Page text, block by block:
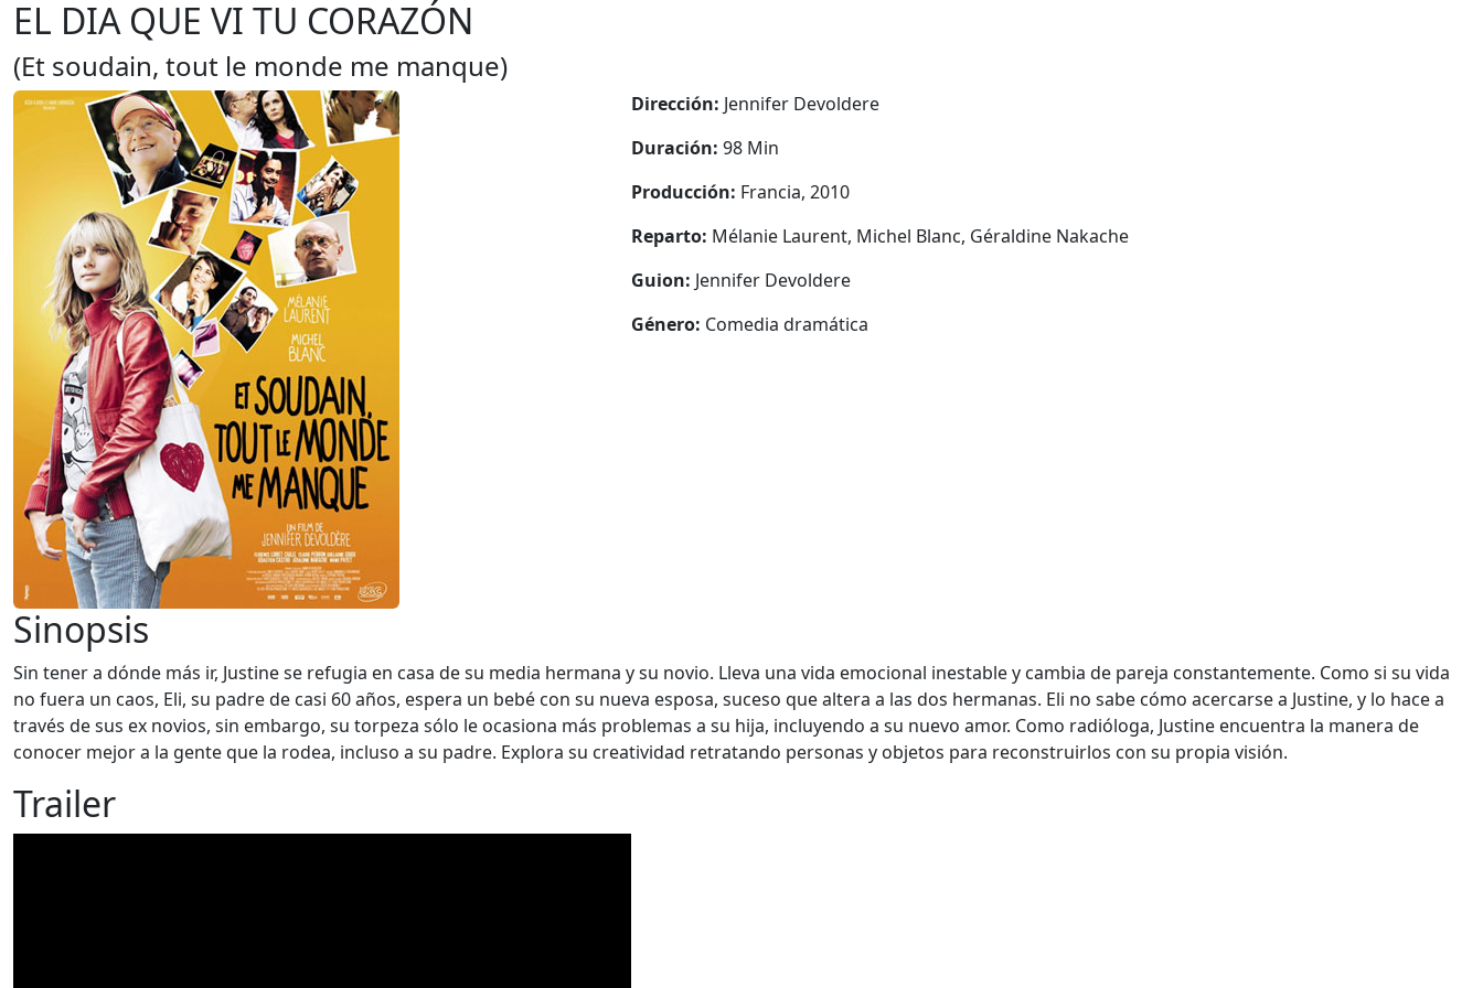
EL DIA QUE VI TU CORAZÓN
(Et soudain, tout le monde me manque)
Dirección: Jennifer Devoldere
Duración: 98 Min
Producción: Francia, 2010
Reparto: Mélanie Laurent, Michel Blanc, Géraldine Nakache
Guion: Jennifer Devoldere
Género: Comedia dramática
Sinopsis
Sin tener a dónde más ir, Justine se refugia en casa de su media hermana y su novio. Lleva una vida emocional inestable y cambia de pareja constantemente. Como si su vida
no fuera un caos, Eli, su padre de casi 60 años, espera un bebé con su nueva esposa, suceso que altera a las dos hermanas. Eli no sabe cómo acercarse a Justine, y lo hace a
través de sus ex novios, sin embargo, su torpeza sólo le ocasiona más problemas a su hija, incluyendo a su nuevo amor. Como radióloga, Justine encuentra la manera de
conocer mejor a la gente que la rodea, incluso a su padre. Explora su creatividad retratando personas y objetos para reconstruirlos con su propia visión.
Trailer